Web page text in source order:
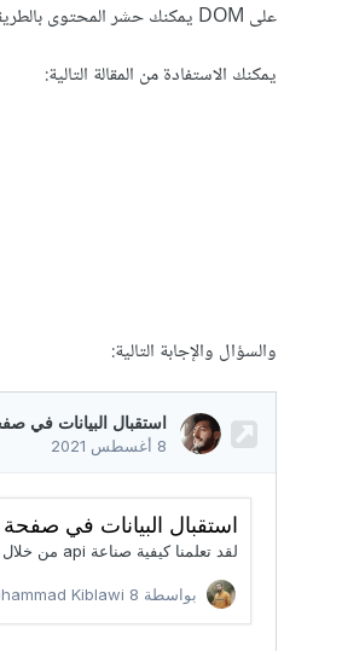
على DOM يمكنك حشر المحتوى بالطريقة التي تريدها.
يمكنك الاستفادة من المقالة التالية:
والسؤال والإجابة التالية: